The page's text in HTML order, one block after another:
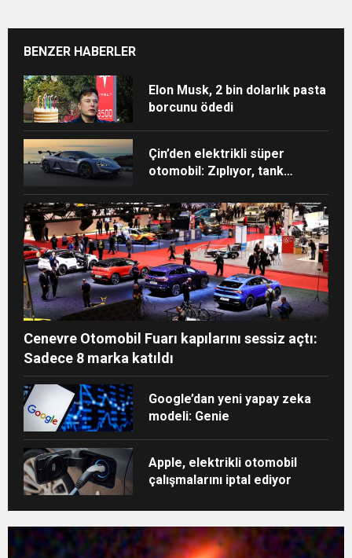
BENZER HABERLER
Elon Musk, 2 bin dolarlık pasta
borcunu ödedi
Çin’den elektrikli süper
otomobil: Zıplıyor, tank
gidebiliyor
Cenevre Otomobil Fuarı kapılarını sessiz açtı:
Sadece 8 marka katıldı
Google’dan yeni yapay zeka
modeli: Genie
Apple, elektrikli otomobil
çalışmalarını iptal ediyor